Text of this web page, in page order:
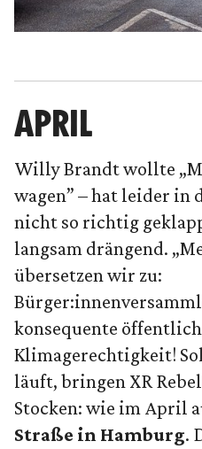
APRIL
Willy Brandt wollte
wagen” – hat leider in
nicht so richtig
langsam drängend.
übersetzen wir zu:
konsequente
Klimagerechtigkeit!
läuft, bringen XR
Stocken: wie im April
Straße in Hamburg.